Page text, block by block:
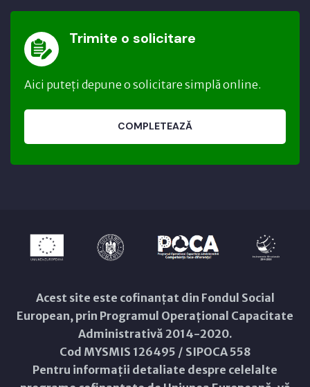
Trimite o solicitare
Aici puteți depune o solicitare simplă online.
COMPLETEAZĂ
Acest site este cofinanțat din Fondul Social
European, prin Programul Operațional Capacitate
Administrativă 2014-2020.
Cod MYSMIS 126495 / SIPOCA 558
Pentru informații detaliate despre celelalte